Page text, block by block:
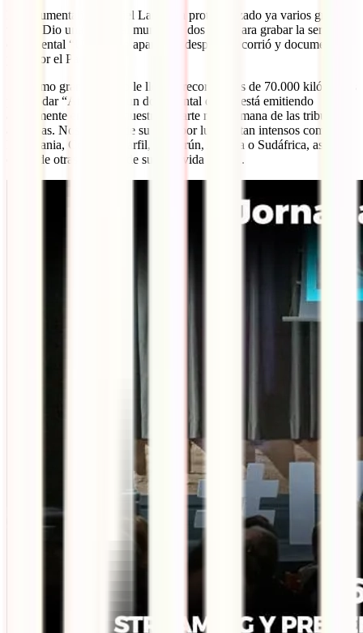
El documentalista Daniel Landa ha protagonizado ya varios grandes
viajes. Dio una vuelta al mundo de dos años para grabar la serie
documental “Un mundo aparte” y, después, recorrió y documentó su
paso por el Pacífico.
Su último gran proyecto le llevó a recorrer más de 70.000 kilómetros
para rodar “Atlántico”, un documental que se está emitiendo
actualmente en el que muestra la parte más humana de las tribus
africanas. Nos hablará de su paso por lugares tan intensos como
Mauritania, Costa de Marfil, Camerún, Angola o Sudáfrica, así
como de otras historias de su gran vida viajera.